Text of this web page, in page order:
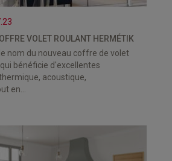
VOLET ROULANT HERMÉTIK
nom du nouveau coffre de volet
bénéficie d'excellentes
acoustique,
en...